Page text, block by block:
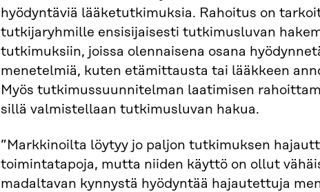
hyödyntäviä lääketutkimuksia. Rahoitus on
tutkijaryhmille ensisijaisesti tutkimusluvan
tutkimuksiin, joissa olennaisena osana
menetelmiä, kuten etämittausta tai lääkkeen
Myös tutkimussuunnitelman laatimisen
sillä valmistellaan tutkimusluvan hakua.
”Markkinoilta löytyy jo paljon tutkimuksen
toimintatapoja, mutta niiden käyttö on ollut
madaltavan kynnystä hyödyntää hajautettuja